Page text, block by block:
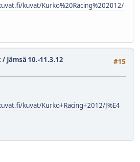
kuvat/Kurko%20Racing%202012/
#15
/ Jämsä 10.-11.3.12
kuvat/Kurko+Racing+2012/J%E4